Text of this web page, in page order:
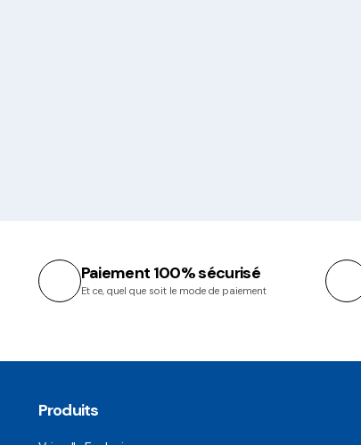
Paiement 100% sécurisé
Et ce, quel que soit le mode de paiement
Produits